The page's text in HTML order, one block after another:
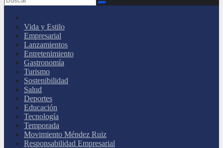
Vida y Estilo
Empresarial
Lanzamientos
Entretenimiento
Gastronomía
Turismo
Sostenibilidad
Salud
Deportes
Educación
Tecnología
Temporada
Movimiento Méndez Ruiz
Responsabilidad Empresarial